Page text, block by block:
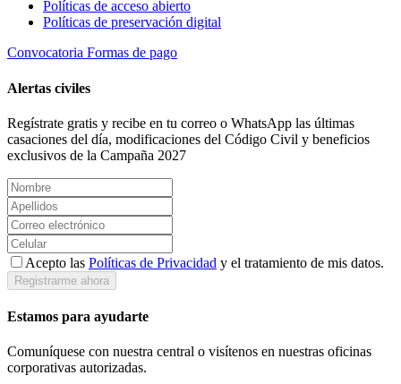
Políticas de acceso abierto
Políticas de preservación digital
Convocatoria Formas de pago
Alertas civiles
Regístrate gratis y recibe en tu correo o WhatsApp las últimas
casaciones del día, modificaciones del Código Civil y beneficios
exclusivos de la Campaña 2027
Acepto las Políticas de Privacidad y el tratamiento de mis datos.
Registrarme ahora
Estamos para ayudarte
Comuníquese con nuestra central o visítenos en nuestras oficinas
corporativas autorizadas.